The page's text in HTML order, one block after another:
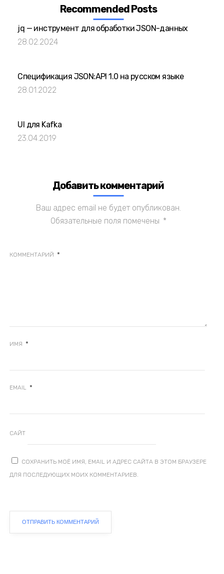
Recommended Posts
jq — инструмент для обработки JSON-данных
28.02.2024
Спецификация JSON:API 1.0 на русском языке
28.01.2022
UI для Kafka
23.04.2019
Добавить комментарий
Ваш адрес email не будет опубликован.
Обязательные поля помечены *
КОММЕНТАРИЙ *
ИМЯ *
EMAIL *
САЙТ
СОХРАНИТЬ МОЁ ИМЯ, EMAIL И АДРЕС САЙТА В ЭТОМ БРАУЗЕРЕ
ДЛЯ ПОСЛЕДУЮЩИХ МОИХ КОММЕНТАРИЕВ.